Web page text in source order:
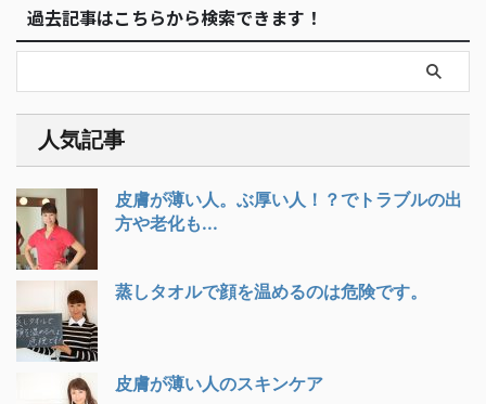
過去記事はこちらから検索できます！
人気記事
皮膚が薄い人。ぶ厚い人！？でトラブルの出
方や老化も...
蒸しタオルで顔を温めるのは危険です。
皮膚が薄い人のスキンケア